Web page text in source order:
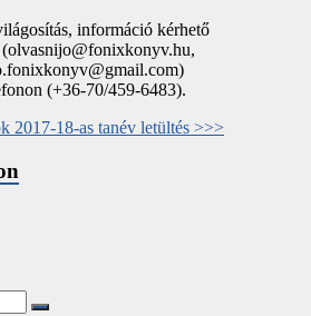
információ kérhető
(olvasnijo@fonixkonyv.hu,
(+36-70/459-6483).
2017-18-as tanév letültés >>>